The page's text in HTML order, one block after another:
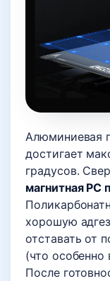
Алюминиевая
достигает
градусов.
магнитная PC
хорошую
отставать от
(что
После